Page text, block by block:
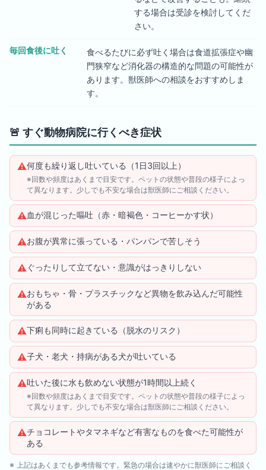
する場合は受診を検討してくだ
さい。
毎回食後に吐く
食べるたびに必ず吐く場合は食道拡張症や幽
門狭窄など消化器の構造的な問題の可能性が
あります。獣医師への相談をおすすめしま
す。
🚨 すぐ動物病院に行くべき症状
⚠️何度も繰り返し吐いている（1日3回以上）
※回数や頻度はあくまで目安です。ペットの状態や普段の様子によっ
て異なります。少しでも不安な場合は獣医師にご相談ください。
⚠️血が混じった嘔吐（赤・暗褐色・コーヒーかす状）
⚠️お腹が異常に張っている・パンパンで苦しそう
⚠️ぐったりして立てない・意識がはっきりしない
⚠️おもちゃ・骨・プラスチックなど異物を飲み込んだ可能性
がある
⚠️下痢も同時に起きている（脱水のリスク）
⚠️子犬・老犬・持病がある犬が吐いている
⚠️吐いた後に水も飲めない状態が1時間以上続く
※回数や頻度はあくまで目安です。ペットの状態や普段の様子によっ
て異なります。少しでも不安な場合は獣医師にご相談ください。
⚠️チョコレートやタマネギなど有害なものを食べた可能性が
ある
※ 上記はあくまでも参考情報です。緊急の場合は速やかに獣医師にご相談く